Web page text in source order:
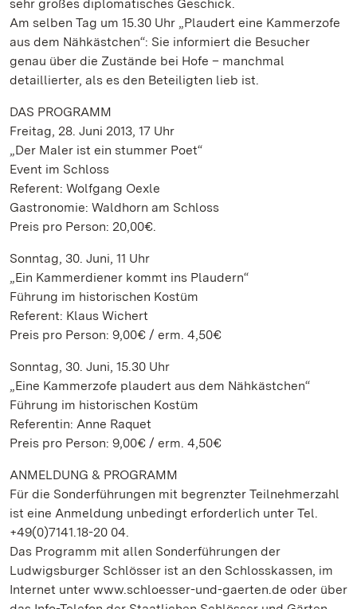
sehr großes diplomatisches Geschick.
Am selben Tag um 15.30 Uhr „Plaudert eine Kammerzofe
aus dem Nähkästchen“: Sie informiert die Besucher
genau über die Zustände bei Hofe – manchmal
detaillierter, als es den Beteiligten lieb ist.
DAS PROGRAMM
Freitag, 28. Juni 2013, 17 Uhr
„Der Maler ist ein stummer Poet“
Event im Schloss
Referent: Wolfgang Oexle
Gastronomie: Waldhorn am Schloss
Preis pro Person: 20,00€.
Sonntag, 30. Juni, 11 Uhr
„Ein Kammerdiener kommt ins Plaudern“
Führung im historischen Kostüm
Referent: Klaus Wichert
Preis pro Person: 9,00€ / erm. 4,50€
Sonntag, 30. Juni, 15.30 Uhr
„Eine Kammerzofe plaudert aus dem Nähkästchen“
Führung im historischen Kostüm
Referentin: Anne Raquet
Preis pro Person: 9,00€ / erm. 4,50€
ANMELDUNG & PROGRAMM
Für die Sonderführungen mit begrenzter Teilnehmerzahl
ist eine Anmeldung unbedingt erforderlich unter Tel.
+49(0)7141.18-20 04.
Das Programm mit allen Sonderführungen der
Ludwigsburger Schlösser ist an den Schlosskassen, im
Internet unter www.schloesser-und-gaerten.de oder über